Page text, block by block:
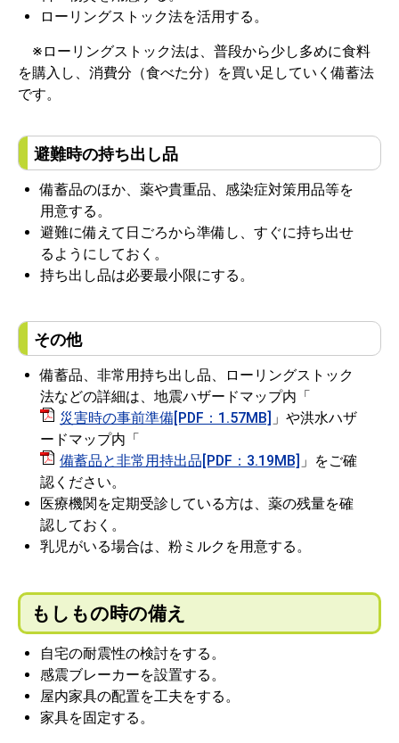
ローリングストック法を活用する。
※ローリングストック法は、普段から少し多めに食料
を購入し、消費分（食べた分）を買い足していく備蓄法
です。
避難時の持ち出し品
備蓄品のほか、薬や貴重品、感染症対策用品等を
用意する。
避難に備えて日ごろから準備し、すぐに持ち出せ
るようにしておく。
持ち出し品は必要最小限にする。
その他
備蓄品、非常用持ち出し品、ローリングストック
法などの詳細は、地震ハザードマップ内「
災害時の事前準備[PDF：1.57MB] 」や洪水ハザ
ードマップ内「
備蓄品と非常用持出品[PDF：3.19MB] 」をご確
認ください。
医療機関を定期受診している方は、薬の残量を確
認しておく。
乳児がいる場合は、粉ミルクを用意する。
もしもの時の備え
自宅の耐震性の検討をする。
感震ブレーカーを設置する。
屋内家具の配置を工夫をする。
家具を固定する。